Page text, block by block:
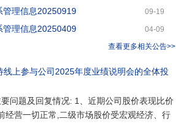
管理信息20250919 09-19
管理信息20250409
04-09
查看更多相关公告>>
线上参与公司2025年度业绩说明会的全体投
问题及回复情况: 1、近期公司股价表现比价
营一切正常,二级市场股价受宏观经济、行